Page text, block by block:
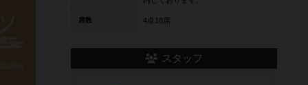
席数 4卓18席
スタッフ